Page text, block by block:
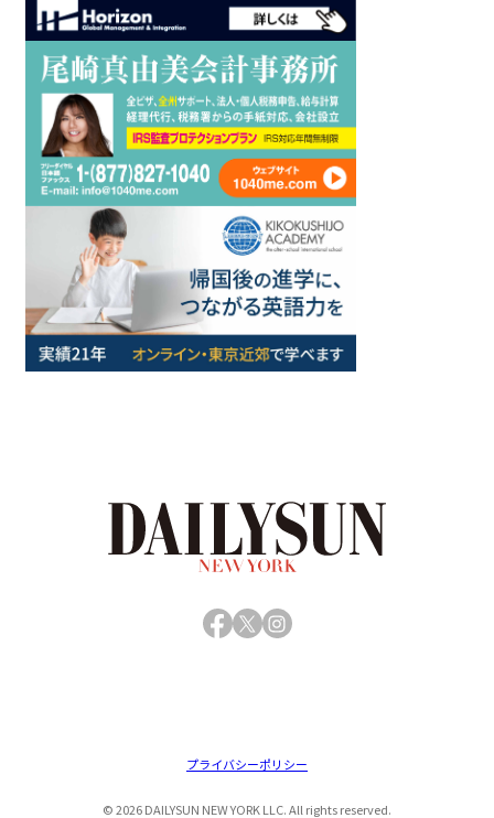
Facebook
X Instagram
© 2026 DAILYSUN NEW YORK LLC. All rights reserved.
プライバシーポリシー